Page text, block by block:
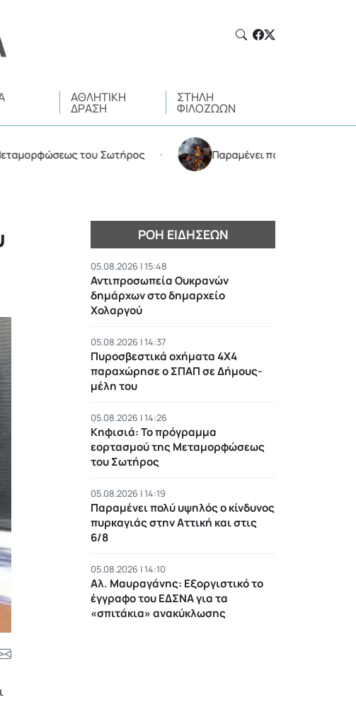
ΑΘΛΗΤΙΚΉ
ΔΡΆΣΗ
ΣΤΉΛΗ
ΦΙΛΌΖΩΩΝ
του Σωτήρος • Παραμένει πολύ υψηλός ο κίνδυνος
ΡΟΉ ΕΙΔΉΣΕΩΝ
05.08.2026 | 15:48
Αντιπροσωπεία Ουκρανών
δημάρχων στο δημαρχείο
Χολαργού
05.08.2026 | 14:37
Πυροσβεστικά οχήματα 4Χ4
παραχώρησε ο ΣΠΑΠ σε Δήμους-
μέλη του
05.08.2026 | 14:26
Κηφισιά: Το πρόγραμμα
εορτασμού της Μεταμορφώσεως
του Σωτήρος
05.08.2026 | 14:19
Παραμένει πολύ υψηλός ο κίνδυνος
πυρκαγιάς στην Αττική και στις
6/8
05.08.2026 | 14:10
Αλ. Μαυραγάνης: Εξοργιστικό το
έγγραφο του ΕΔΣΝΑ για τα
«σπιτάκια» ανακύκλωσης